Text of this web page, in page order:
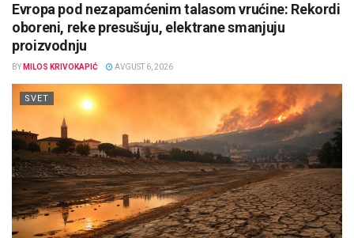
Evropa pod nezapamćenim talasom vrućine: Rekordi
oboreni, reke presušuju, elektrane smanjuju
proizvodnju
BY MILOS KRIVOKAPIĆ AVGUST 6, 2026
SVET